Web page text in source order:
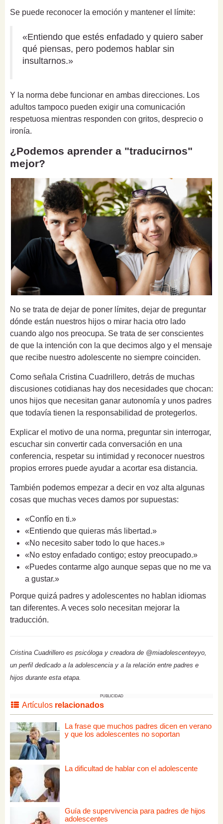
Se puede reconocer la emoción y mantener el límite:
«Entiendo que estés enfadado y quiero saber
qué piensas, pero podemos hablar sin
insultarnos.»
Y la norma debe funcionar en ambas direcciones. Los
adultos tampoco pueden exigir una comunicación
respetuosa mientras responden con gritos, desprecio o
ironía.
¿Podemos aprender a "traducirnos"
mejor?
No se trata de dejar de poner límites, dejar de preguntar
dónde están nuestros hijos o mirar hacia otro lado
cuando algo nos preocupa. Se trata de ser conscientes
de que la intención con la que decimos algo y el mensaje
que recibe nuestro adolescente no siempre coinciden.
Como señala Cristina Cuadrillero, detrás de muchas
discusiones cotidianas hay dos necesidades que chocan:
unos hijos que necesitan ganar autonomía y unos padres
que todavía tienen la responsabilidad de protegerlos.
Explicar el motivo de una norma, preguntar sin interrogar,
escuchar sin convertir cada conversación en una
conferencia, respetar su intimidad y reconocer nuestros
propios errores puede ayudar a acortar esa distancia.
También podemos empezar a decir en voz alta algunas
cosas que muchas veces damos por supuestas:
«Confío en ti.»
«Entiendo que quieras más libertad.»
«No necesito saber todo lo que haces.»
«No estoy enfadado contigo; estoy preocupado.»
«Puedes contarme algo aunque sepas que no me va
a gustar.»
Porque quizá padres y adolescentes no hablan idiomas
tan diferentes. A veces solo necesitan mejorar la
traducción.
Cristina Cuadrillero es psicóloga y creadora de @miadolescenteyyo,
un perfil dedicado a la adolescencia y a la relación entre padres e
hijos durante esta etapa.
PUBLICIDAD
Artículos relacionados
La frase que muchos padres dicen en verano
y que los adolescentes no soportan
La dificultad de hablar con el adolescente
Guía de supervivencia para padres de hijos
adolescentes